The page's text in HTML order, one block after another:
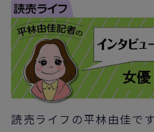
読売ライフの平林由佳です